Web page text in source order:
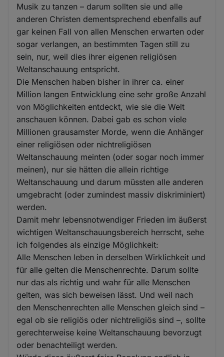
Musik zu tanzen – darum sollten sie und alle
anderen Christen dementsprechend ebenfalls auf
gar keinen Fall von allen Menschen erwarten oder
sogar verlangen, an bestimmten Tagen still zu
sein, nur, weil dies ihrer eigenen religiösen
Weltanschauung entspricht.
Die Menschen haben bisher in ihrer ca. einer
Million langen Entwicklung eine sehr große Anzahl
von Möglichkeiten entdeckt, wie sie die Welt
anschauen können. Dabei gab es schon viele
Millionen grausamster Morde, wenn die Anhänger
einer religiösen oder nichtreligiösen
Weltanschauung meinten (oder sogar noch immer
meinen), nur sie hätten die allein richtige
Weltanschauung und darum müssten alle anderen
umgebracht (oder zumindest massiv diskriminiert)
werden.
Damit mehr lebensnotwendiger Frieden im äußerst
wichtigen Weltanschauungsbereich herrscht, sehe
ich folgendes als einzige Möglichkeit:
Alle Menschen leben in derselben Wirklichkeit und
für alle gelten die Menschenrechte. Darum sollte
nur das als richtig und wahr für alle Menschen
gelten, was sich beweisen lässt. Und weil nach
den Menschenrechten alle Menschen gleich sind –
egal ob sie religiös oder nichtreligiös sind –, sollte
gerechterweise keine Weltanschauung bevorzugt
oder benachteiligt werden.